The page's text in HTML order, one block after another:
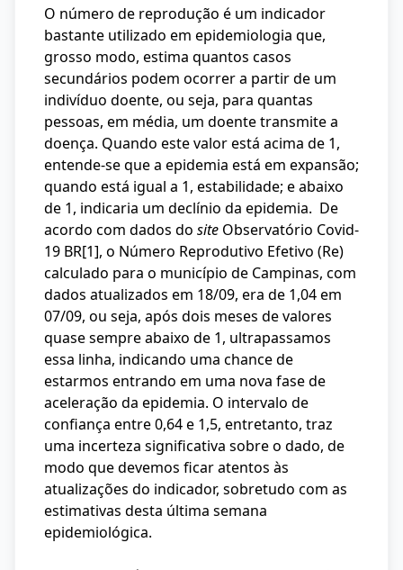
O número de reprodução é um indicador
bastante utilizado em epidemiologia que,
grosso modo, estima quantos casos
secundários podem ocorrer a partir de um
indivíduo doente, ou seja, para quantas
pessoas, em média, um doente transmite a
doença. Quando este valor está acima de 1,
entende-se que a epidemia está em expansão;
quando está igual a 1, estabilidade; e abaixo
de 1, indicaria um declínio da epidemia. De
acordo com dados do site Observatório Covid-
19 BR[1], o Número Reprodutivo Efetivo (Re)
calculado para o município de Campinas, com
dados atualizados em 18/09, era de 1,04 em
07/09, ou seja, após dois meses de valores
quase sempre abaixo de 1, ultrapassamos
essa linha, indicando uma chance de
estarmos entrando em uma nova fase de
aceleração da epidemia. O intervalo de
confiança entre 0,64 e 1,5, entretanto, traz
uma incerteza significativa sobre o dado, de
modo que devemos ficar atentos às
atualizações do indicador, sobretudo com as
estimativas desta última semana
epidemiológica.